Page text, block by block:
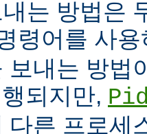
는 방법은
령어를 사
보내는 방법
되지만,
다른 프로세